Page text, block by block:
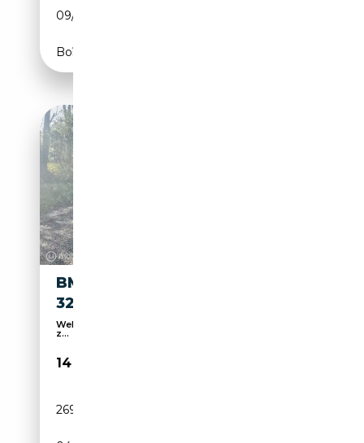
09/2011
Boîte automatique
BMW 325 3-SERIE TOURING
325IX
Welkom, we laten u graag onze liefde voor auto's
z...
14 950€
269 080 km